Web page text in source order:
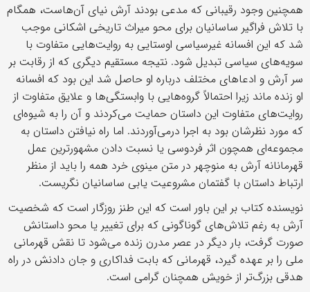
همچنین وجود رقیبانی که مدعی بودند آرش نیای آن‌هاست، همگام
با تلاش فراگیر ساسانیان برای محو میراث تاریخی اشکانی موجب
شد که این افسانه غیرسیاسی اوستایی به روایت‌هایی متفاوت با
سویه‌های سیاسی تبدیل شود. نتیجه مستقیم دیگری که از رقابت بر
سر آرش و ادعاهای مختلف درباره او حاصل شد این بود که افسانه
او زنده ماند زیرا احتمالاً گروه‌هایی با وابستگی‌ها و علایق متفاوت از
روایت‌های متفاوت این داستان حمایت می‌کردند و آن را به شیوه‌ای
که مورد نظرشان بود به اجرا درمی‌آوردند. اما راه نیافتن داستان به
مجموعه‌ای همچون اثر فردوسی یا نسبت دادن مشهورترین عمل
قهرمانانه آرش به منوچهر در متن مینوی خرد همه را باید از منظر
ارتباط داستان با گفتمان مشروعیت یابی ساسانیان نگریست.
نویسنده کتاب بر این باور است که این طنز روزگار است که شخصیت
آرش به رغم تلاش‌های گوناگونی که برای تغییر یا محو داستانش
صورت گرفت، بار دیگر در عصر مدرن زنده می‌شود تا نقش قهرمانی
ملی را بر عهده گیرد، قهرمانی که بابت فداکاری و جان دادنش در راه
هدقی بزرگ‌تر از خویش همچنان گرامی است.